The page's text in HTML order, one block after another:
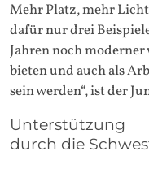
Mehr Platz, mehr
dafür nur drei
Jahren noch
bieten und auch als
sein werden“, ist der
Unterstützung
durch die